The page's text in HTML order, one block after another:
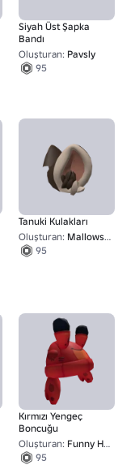
Siyah Üst Şapka
Bandı
Oluşturan: Pavsly
95
Tanuki Kulakları
Oluşturan: Mallows' Workshop
95
Kırmızı Yengeç
Boncuğu
Oluşturan: Funny Hat Go BRR
95